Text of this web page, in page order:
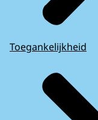
Toegankelijkheid